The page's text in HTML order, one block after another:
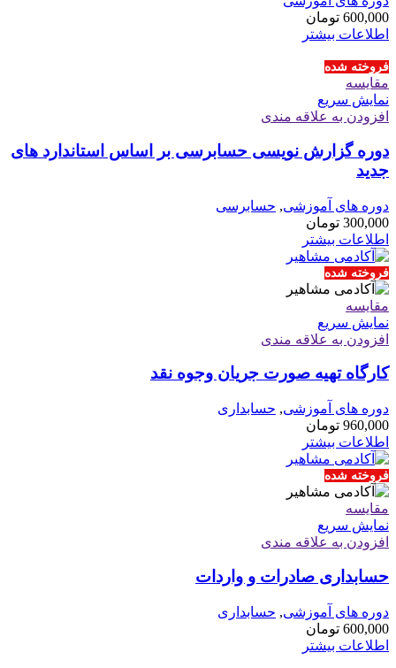
600,000 تومان
اطلاعات بیشتر
فروخته شده
مقايسه
نمایش سریع
افزودن به علاقه مندی
دوره گزارش نویسی حسابرسی بر اساس استاندارد های
جدید
دوره های آموزشی, حسابرسی
300,000 تومان
اطلاعات بیشتر
فروخته شده
مقايسه
نمایش سریع
افزودن به علاقه مندی
کارگاه تهیه صورت جریان وجوه نقد
دوره های آموزشی, حسابداری
960,000 تومان
اطلاعات بیشتر
فروخته شده
مقايسه
نمایش سریع
افزودن به علاقه مندی
حسابداری صادرات و واردات
دوره های آموزشی, حسابداری
600,000 تومان
اطلاعات بیشتر